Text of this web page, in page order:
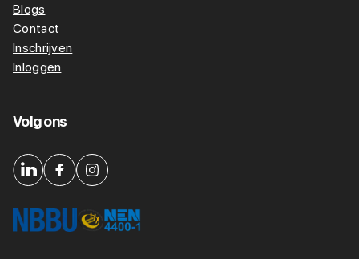
Blogs
Contact
Inschrijven
Inloggen
Volg ons